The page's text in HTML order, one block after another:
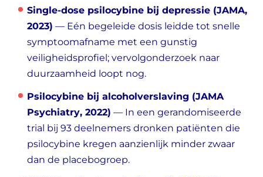
Single-dose psilocybine bij depressie (JAMA,
2023) — Eén begeleide dosis leidde tot snelle
symptoomafname met een gunstig
veiligheidsprofiel; vervolgonderzoek naar
duurzaamheid loopt nog.
Psilocybine bij alcoholverslaving (JAMA
Psychiatry, 2022) — In een gerandomiseerde
trial bij 93 deelnemers dronken patiënten die
psilocybine kregen aanzienlijk minder zwaar
dan de placebogroep.